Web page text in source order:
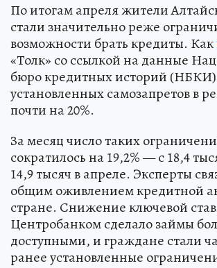
По итогам апреля жители
стали значительно реже
возможности брать кредиты. Как
«Толк» со ссылкой на данные
бюро кредитных историй
установленных самозапретов в
почти на 20%.
За месяц число таких
сократилось на 19,2% — с 18,4
14,9 тысяч в апреле. Эксперты
общим оживлением кредитной
стране. Снижение ключевой
Центробанком сделало займы
доступными, и граждане стали
ранее установленные